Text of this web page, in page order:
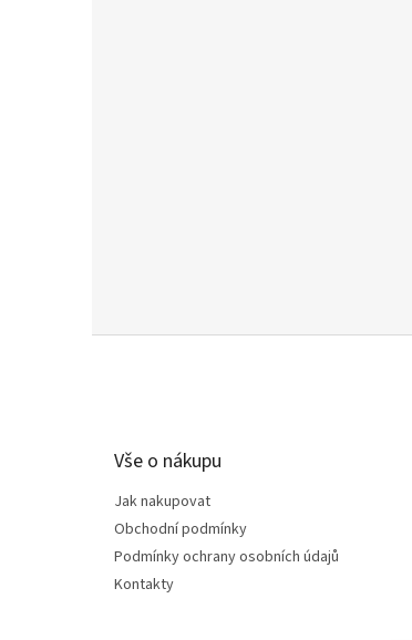
Vše o nákupu
Jak nakupovat
Obchodní podmínky
Podmínky ochrany osobních údajů
Kontakty